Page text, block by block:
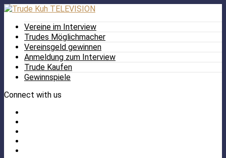
Vereine im Interview
Trudes Möglichmacher
Vereinsgeld gewinnen
Anmeldung zum Interview
Trude Kaufen
Gewinnspiele
Connect with us